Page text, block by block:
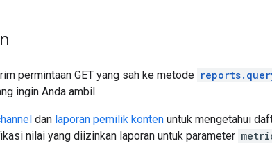
permintaan GET yang sah ke metode
ingin Anda ambil.
dan laporan pemilik konten untuk mengetahui
nilai yang diizinkan laporan untuk parameter